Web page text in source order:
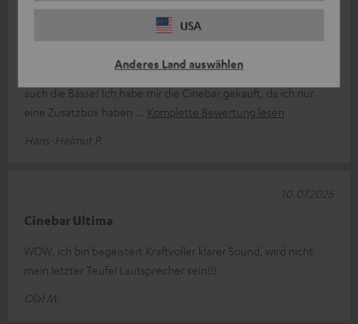
USA
Anderes Land auswählen
Das Gerät ist schon sehr wuchtig. Dafür stimmt der Sound,
auch die Bässe! Ich habe mir die Cinebar gekauft, da ich nur
eine Zusatzbox haben
Komplette Bewertung lesen
Hans-Helmut P.
Cinebar Ultima
WOW, ich bin begeistert Kraftvoller klarer Sound, wird nicht
mein letzter Teufel Lautsprecher sein!!!
Olaf M.
10.07.2026